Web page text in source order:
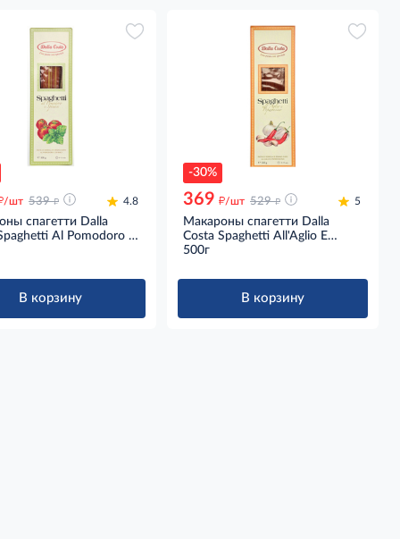
/шт 539 д 4.8
спагетти Dalla
Al Pomodoro E
с томатами и
В корзину
-30%
369 д/шт 529 д 5
Макароны спагетти Dalla
Costa Spaghetti All'Aglio E
Peperoncino с чесноком и
500г
В корзину